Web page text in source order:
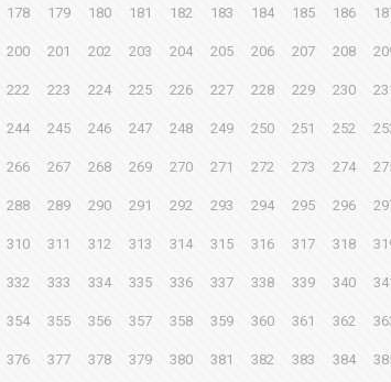
178 179 180 181 182 183 184 185 186
200 201 202 203 204 205 206 207 208
222 223 224 225 226 227 228 229 230
244 245 246 247 248 249 250 251 252
266 267 268 269 270 271 272 273 274
288 289 290 291 292 293 294 295 296
310 311 312 313 314 315 316 317 318
332 333 334 335 336 337 338 339 340
354 355 356 357 358 359 360 361 362
376 377 378 379 380 381 382 383 384